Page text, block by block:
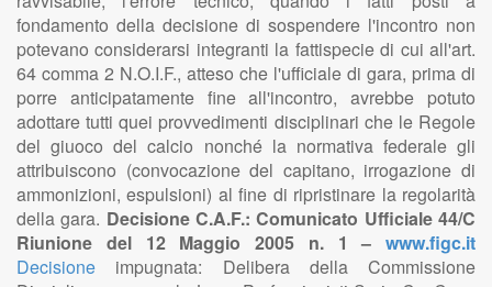
fondamento della decisione di sospendere l'incontro non
potevano considerarsi integranti la fattispecie di cui all'art.
64 comma 2 N.O.I.F., atteso che l'ufficiale di gara, prima di
porre anticipatamente fine all'incontro, avrebbe potuto
adottare tutti quei provvedimenti disciplinari che le Regole
del giuoco del calcio nonché la normativa federale gli
attribuiscono (convocazione del capitano, irrogazione di
ammonizioni, espulsioni) al fine di ripristinare la regolarità
della gara. Decisione C.A.F.: Comunicato Ufficiale 44/C
Riunione del 12 Maggio 2005 n. 1 – www.figc.it
Decisione impugnata: Delibera della Commissione